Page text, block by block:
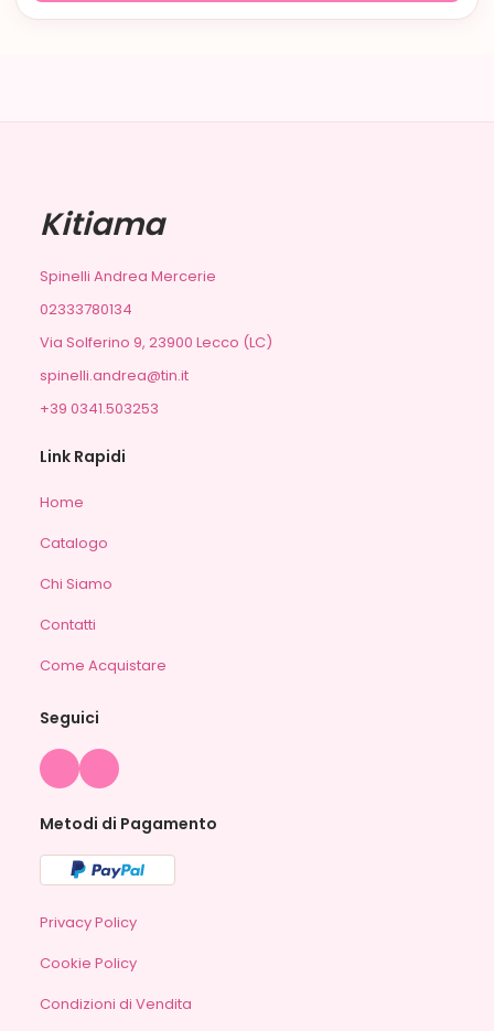
Kitiama
Spinelli Andrea Mercerie
02333780134
Via Solferino 9, 23900 Lecco (LC)
spinelli.andrea@tin.it
+39 0341.503253
Link Rapidi
Home
Catalogo
Chi Siamo
Contatti
Come Acquistare
Seguici
Metodi di Pagamento
Privacy Policy
Cookie Policy
Condizioni di Vendita